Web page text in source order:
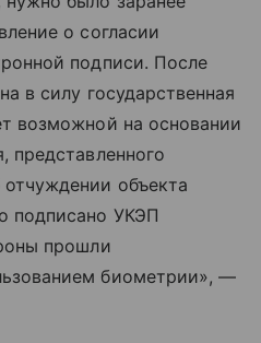
о согласии
подписи. После
в силу государственная
возможной на основании
представленного
объекта
подписано УКЭП
прошли
биометрии», —